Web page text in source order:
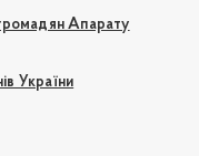
Апарату
України